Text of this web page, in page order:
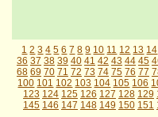
1 2 3 4 5 6 7 8 9 10 11 12 13 14
36 37 38 39 40 41 42 43 44 45
68 69 70 71 72 73 74 75 76 77
100 101 102 103 104 105 106
123 124 125 126 127 128 129
145 146 147 148 149 150 151